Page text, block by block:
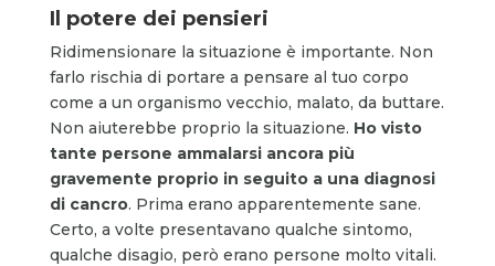
Il potere dei pensieri
Ridimensionare la situazione è importante. Non
farlo rischia di portare a pensare al tuo corpo
come a un organismo vecchio, malato, da buttare.
Non aiuterebbe proprio la situazione. Ho visto
tante persone ammalarsi ancora più
gravemente proprio in seguito a una diagnosi
di cancro. Prima erano apparentemente sane.
Certo, a volte presentavano qualche sintomo,
qualche disagio, però erano persone molto vitali.